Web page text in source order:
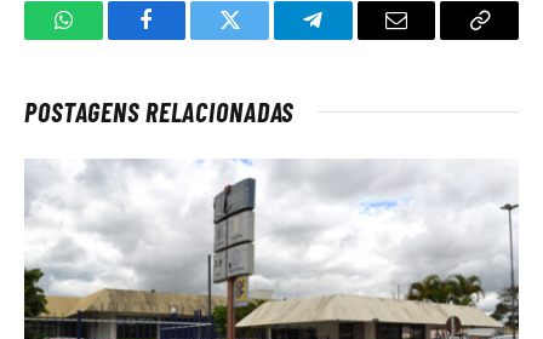
WhatsAppFacebookTwitter TelegramaE-
Copiar
POSTAGENS RELACIONADAS